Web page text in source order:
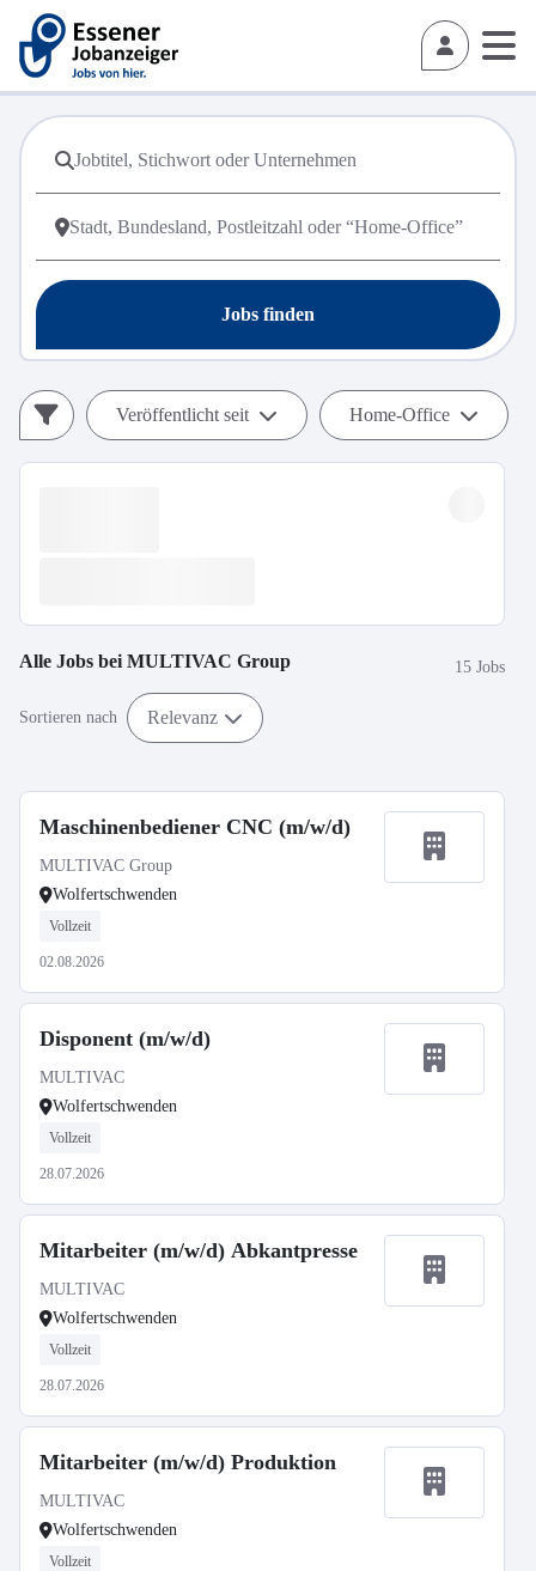
Jobs finden
Veröffentlicht seit Home-Office
Alle Jobs bei MULTIVAC Group 15 Jobs
Sortieren nach Relevanz
Maschinenbediener CNC (m/w/d)
MULTIVAC Group
Wolfertschwenden
Vollzeit
02.08.2026
Disponent (m/w/d)
MULTIVAC
Wolfertschwenden
Vollzeit
28.07.2026
Mitarbeiter (m/w/d) Abkantpresse
MULTIVAC
Wolfertschwenden
Vollzeit
28.07.2026
Mitarbeiter (m/w/d) Produktion
MULTIVAC
Wolfertschwenden
Vollzeit